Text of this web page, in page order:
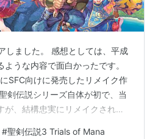
ャラクターを光と闇どちらかの
させることができる。クラスチ
で使用できる必殺技や魔法、
なってくる。
能。
しました。 感想としては、平成
うな内容で面白かったです。
SFC向けに発売したリメイク作
剣伝説シリーズ自体が初で、当
が、結構忠実にリメイクされた
#聖剣伝説3 Trials of Mana